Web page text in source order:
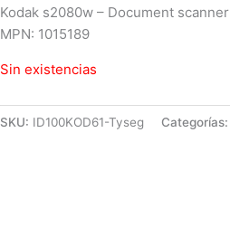
Kodak s2080w – Document scanner
MPN: 1015189
Sin existencias
SKU: ID100KOD61-Tyseg Categorías: